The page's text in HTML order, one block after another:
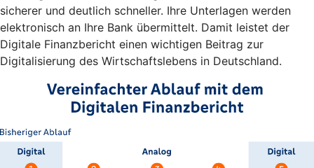
sicherer und deutlich schneller. Ihre Unterlagen werden
elektronisch an Ihre Bank übermittelt. Damit leistet der
Digitale Finanzbericht einen wichtigen Beitrag zur
Digitalisierung des Wirtschaftslebens in Deutschland.